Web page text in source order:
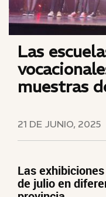
Las
muestras
21 DE JUNIO, 2025
Las
de julio en